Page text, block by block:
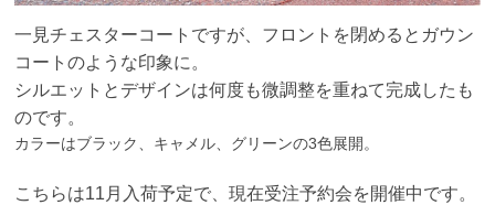
一見チェスターコートですが、フロントを閉めるとガウン
コートのような印象に。
シルエットとデザインは何度も微調整を重ねて完成したも
のです。
カラーはブラック、キャメル、グリーンの3色展開。
こちらは11月入荷予定で、現在受注予約会を開催中です。